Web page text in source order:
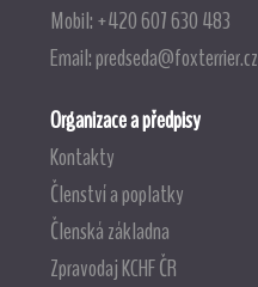
Mobil: +420 607 630 483
Email:predseda@foxterrier.cz
Organizace a předpisy
Kontakty
Členství a poplatky
Členská základna
Zpravodaj KCHF ČR